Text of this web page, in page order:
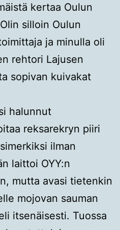
kertaa Oulun
silloin Oulun
ja minulla oli
rehtori Lajusen
sopivan kuivakat
halunnut
reksarekryn piiri
ilman
laittoi OYY:n
mutta avasi tietenkin
mojovan sauman
itsenäisesti. Tuossa